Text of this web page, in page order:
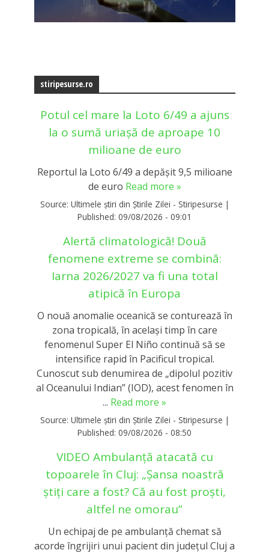
stiripesurse.ro
Potul cel mare la Loto 6/49 a ajuns
la o sumă uriașă de aproape 10
milioane de euro
Reportul la Loto 6/49 a depășit 9,5 milioane
de euro Read more »
Source: Ultimele știri din Știrile Zilei - Stiripesurse |
Published: 09/08/2026 - 09:01
Alertă climatologică! Două
fenomene extreme se combină:
Iarna 2026/2027 va fi una total
atipică în Europa
O nouă anomalie oceanică se conturează în
zona tropicală, în același timp în care
fenomenul Super El Niño continuă să se
intensifice rapid în Pacificul tropical.
Cunoscut sub denumirea de „dipolul pozitiv
al Oceanului Indian” (IOD), acest fenomen în
... Read more »
Source: Ultimele știri din Știrile Zilei - Stiripesurse |
Published: 09/08/2026 - 08:50
VIDEO Ambulanță atacată cu
topoarele în Cluj: „Șansa noastră
știți care a fost? Că au fost proști,
altfel ne omorau”
Un echipaj de pe ambulanță chemat să
acorde îngrijiri unui pacient din județul Cluj a